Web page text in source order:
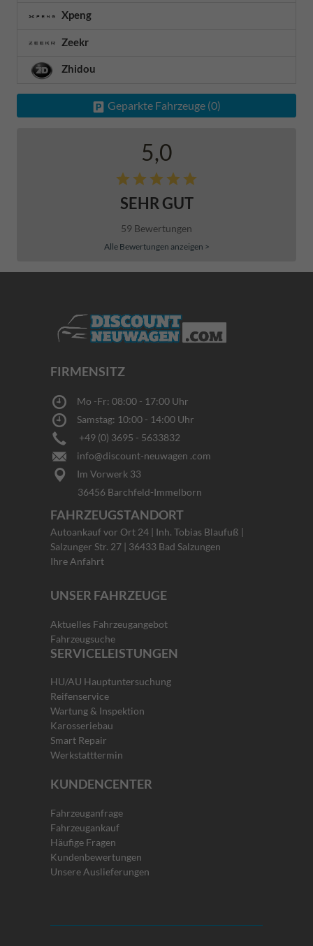
Xpeng
Zeekr
Zhidou
Geparkte Fahrzeuge (0)
5,0
SEHR GUT
59 Bewertungen
Alle Bewertungen anzeigen >
FIRMENSITZ
Mo -Fr: 08:00 - 17:00 Uhr
Samstag: 10:00 - 14:00 Uhr
+49 (0) 3695 - 5633832
info@discount-neuwagen .com
Im Vorwerk 33
36456 Barchfeld-Immelborn
FAHRZEUGSTANDORT
Autoankauf vor Ort 24 | Inh. Tobias Blaufuß |
Salzunger Str. 27 | 36433 Bad Salzungen
Ihre Anfahrt
UNSER FAHRZEUGE
Aktuelles Fahrzeugangebot
Fahrzeugsuche
SERVICELEISTUNGEN
HU/AU Hauptuntersuchung
Reifenservice
Wartung & Inspektion
Karosseriebau
Smart Repair
Werkstatttermin
KUNDENCENTER
Fahrzeuganfrage
Fahrzeugankauf
Häufige Fragen
Kundenbewertungen
Unsere Auslieferungen